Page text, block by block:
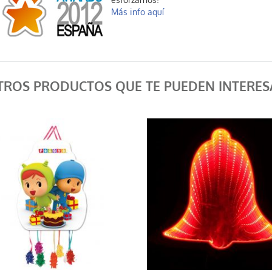
Más info aquí
PRODUCTOS QUE TE PUEDEN